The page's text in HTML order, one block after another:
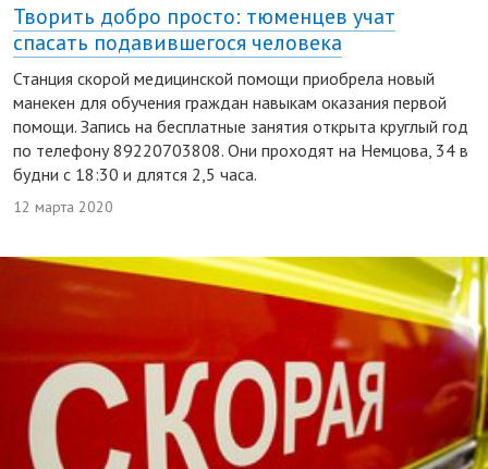
Творить добро просто: тюменцев учат
спасать подавившегося человека
Станция скорой медицинской помощи приобрела новый
манекен для обучения граждан навыкам оказания первой
помощи. Запись на бесплатные занятия открыта круглый год
по телефону 89220703808. Они проходят на Немцова, 34 в
будни с 18:30 и длятся 2,5 часа.
12 марта 2020